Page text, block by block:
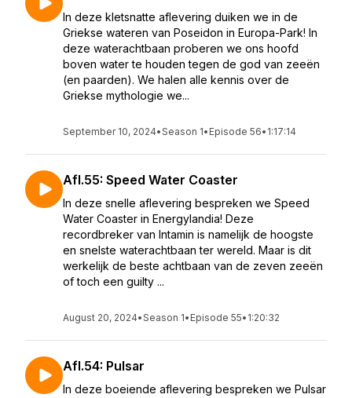
In deze kletsnatte aflevering duiken we in de
Griekse wateren van Poseidon in Europa-Park! In
deze waterachtbaan proberen we ons hoofd
boven water te houden tegen de god van zeeën
(en paarden). We halen alle kennis over de
Griekse mythologie we...
September 10, 2024•Season 1• Episode 56• 1:17:14
Afl.55: Speed Water Coaster
In deze snelle aflevering bespreken we Speed
Water Coaster in Energylandia! Deze
recordbreker van Intamin is namelijk de hoogste
en snelste waterachtbaan ter wereld. Maar is dit
werkelijk de beste achtbaan van de zeven zeeën
of toch een guilty ...
August 20, 2024•Season 1• Episode 55• 1:20:32
Afl.54: Pulsar
In deze boeiende aflevering bespreken we Pulsar